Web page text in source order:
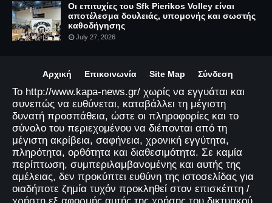
Οι επιτυχίες του Sfk Pierikos Volley είναι
αποτέλεσμα δουλειάς, υπομονής και σωστής
καθοδήγησης
July 27, 2026
Αρχική Επικοινωνία Site Map Σύνδεση
Το http://www.kapa-news.gr/ χωρίς να εγγυάται και
συνεπώς να ευθύνεται, καταβάλλει τη μέγιστη
δυνατή προσπάθεια, ώστε οι πληροφορίες και το
σύνολο του περιεχομένου να διέπονται από τη
μέγιστη ακρίβεια, σαφήνεια, χρονική εγγύτητα,
πληρότητα, ορθότητα και διαθεσιμότητα. Σε καμία
περίπτωση, συμπεριλαμβανομένης και αυτής της
αμέλειας, δεν προκύπτει ευθύνη της ιστοσελίδας για
οιαδήποτε ζημία τυχόν προκληθεί στον επισκέπτη /